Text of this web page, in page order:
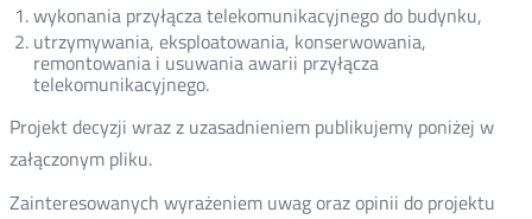
wykonania przyłącza telekomunikacyjnego do budynku,
utrzymywania, eksploatowania, konserwowania,
remontowania i usuwania awarii przyłącza
telekomunikacyjnego.
Projekt decyzji wraz z uzasadnieniem publikujemy poniżej w
załączonym pliku.
Zainteresowanych wyrażeniem uwag oraz opinii do projektu